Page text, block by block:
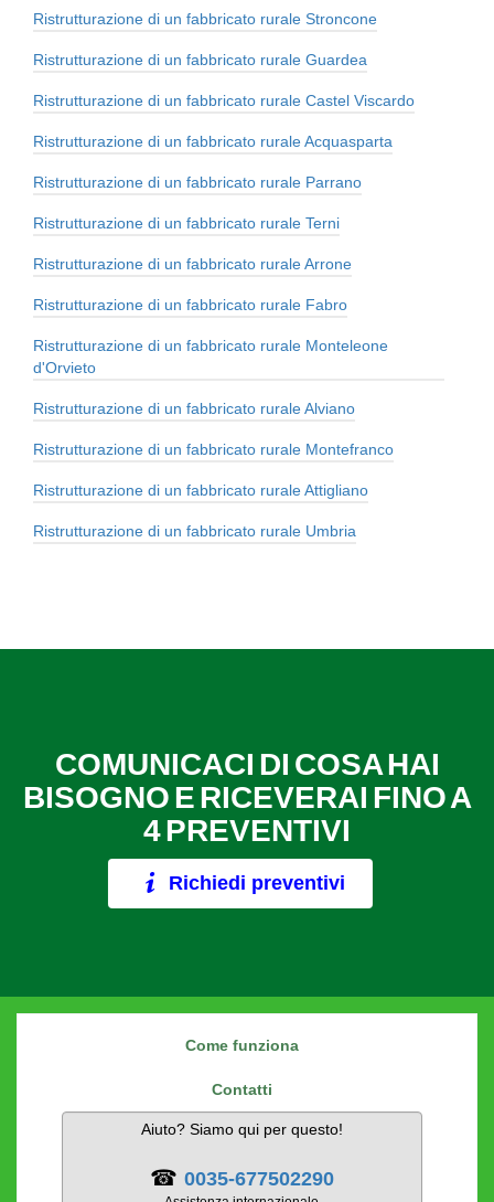
Ristrutturazione di un fabbricato rurale Stroncone
Ristrutturazione di un fabbricato rurale Guardea
Ristrutturazione di un fabbricato rurale Castel Viscardo
Ristrutturazione di un fabbricato rurale Acquasparta
Ristrutturazione di un fabbricato rurale Parrano
Ristrutturazione di un fabbricato rurale Terni
Ristrutturazione di un fabbricato rurale Arrone
Ristrutturazione di un fabbricato rurale Fabro
Ristrutturazione di un fabbricato rurale Monteleone
d'Orvieto
Ristrutturazione di un fabbricato rurale Alviano
Ristrutturazione di un fabbricato rurale Montefranco
Ristrutturazione di un fabbricato rurale Attigliano
Ristrutturazione di un fabbricato rurale Umbria
COMUNICACI DI COSA HAI
BISOGNO E RICEVERAI FINO A
4 PREVENTIVI
Richiedi preventivi
Come funziona
Contatti
Aiuto? Siamo qui per questo!
☎ 0035-677502290